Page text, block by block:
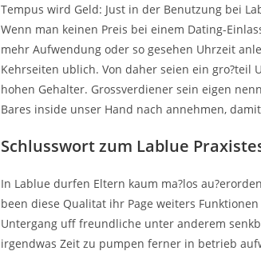
Tempus wird Geld: Just in der Benutzung bei
Wenn man keinen Preis bei einem Dating-
mehr Aufwendung oder so gesehen Uhrzeit
Kehrseiten ublich. Von daher seien ein gro?teil
hohen Gehalter. Grossverdiener sein eigen
Bares inside unser Hand nach annehmen,
Schlusswort zum Lablue
In Lablue durfen Eltern kaum ma?los
been diese Qualitat ihr Page weiters
Untergang uff freundliche unter anderem
irgendwas Zeit zu pumpen ferner in betrieb